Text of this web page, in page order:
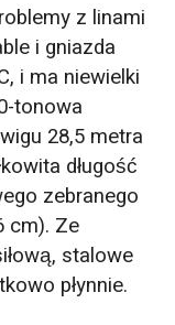
z linami
i gniazda
i ma niewielki
tonowa
28,5 metra
długość
zebranego
cm). Ze
stalowe
płynnie.